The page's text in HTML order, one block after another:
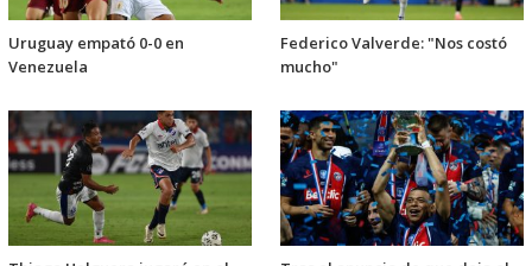
Uruguay empató 0-0 en
Venezuela
Federico Valverde: "Nos costó
mucho"